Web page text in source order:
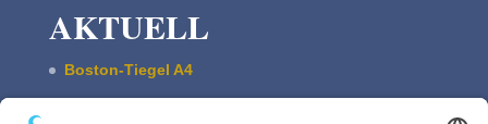
AKTUELL
Boston-Tiegel A4